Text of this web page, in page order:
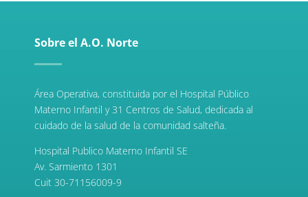
Sobre el A.O. Norte
Área Operativa, constituida por el Hospital Público
Materno Infantil y 31 Centros de Salud, dedicada al
cuidado de la salud de la comunidad salteña.
Hospital Publico Materno Infantil SE
Av. Sarmiento 1301
Cuit 30-71156009-9